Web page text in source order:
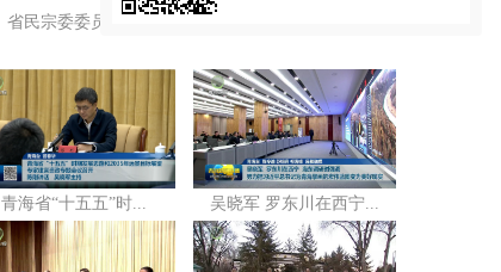
省民宗委委员全体会议召开 班果出席
青海省“十五五”时... 吴晓军 罗东川在西宁...